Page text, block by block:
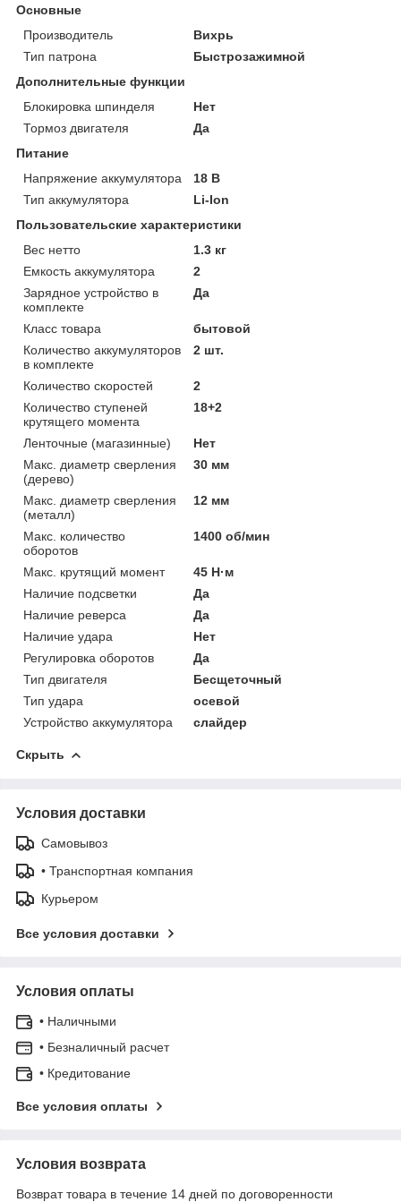
Основные
Производитель
Вихрь
Тип патрона
Быстрозажимной
Дополнительные функции
Блокировка шпинделя
Нет
Тормоз двигателя
Да
Питание
Напряжение аккумулятора
18 В
Тип аккумулятора
Li-Ion
Пользовательские характеристики
Вес нетто
1.3 кг
Емкость аккумулятора
2
Зарядное устройство в
комплекте
Да
Класс товара
бытовой
Количество аккумуляторов
в комплекте
2 шт.
Количество скоростей
2
Количество ступеней
крутящего момента
18+2
Ленточные (магазинные)
Нет
Макс. диаметр сверления
(дерево)
30 мм
Макс. диаметр сверления
(металл)
12 мм
Макс. количество
оборотов
1400 об/мин
Макс. крутящий момент
45 Н·м
Наличие подсветки
Да
Наличие реверса
Да
Наличие удара
Нет
Регулировка оборотов
Да
Тип двигателя
Бесщеточный
Тип удара
осевой
Устройство аккумулятора
слайдер
Скрыть
Условия доставки
Самовывоз
• Транспортная компания
Курьером
Все условия доставки
Условия оплаты
• Наличными
• Безналичный расчет
• Кредитование
Все условия оплаты
Условия возврата
Возврат товара в течение 14 дней по договоренности